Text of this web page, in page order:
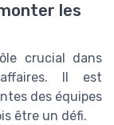
les
crucial dans
affaires. Il est
des équipes
être un défi.